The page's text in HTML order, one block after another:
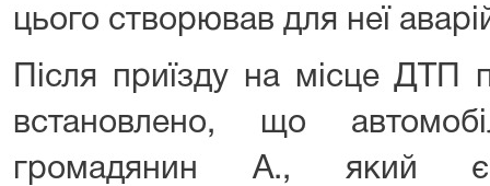
цього створював для неї
Після приїзду на місце ДТП
встановлено, що
громадянин А., який